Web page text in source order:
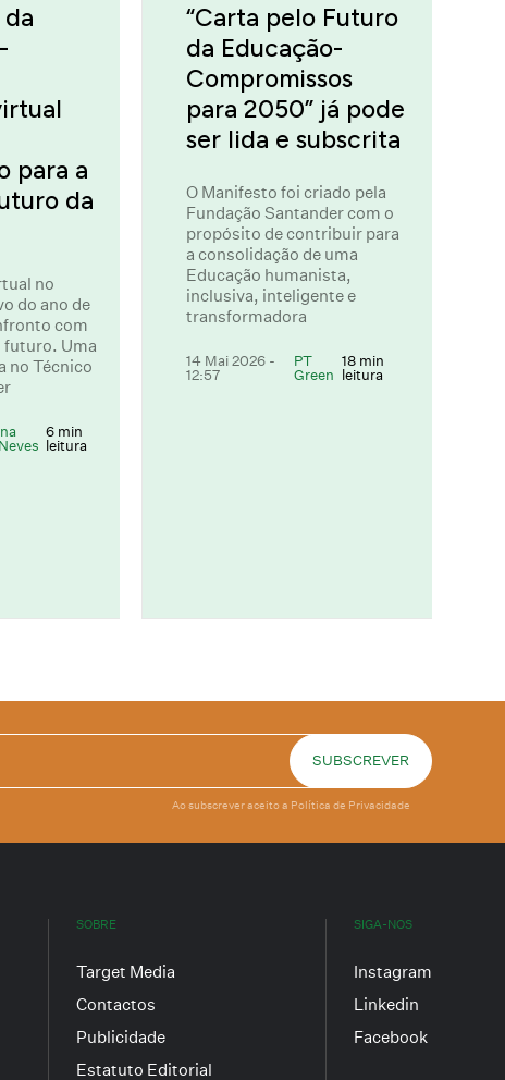
para a
da
no
do ano de
com
futuro. Uma
no Técnico
6 min
leitura
“Carta pelo Futuro
da Educação-
Compromissos
para 2050” já pode
ser lida e subscrita
O Manifesto foi criado pela
Fundação Santander com o
propósito de contribuir para
a consolidação de uma
Educação humanista,
inclusiva, inteligente e
transformadora
14 Mai 2026 -
12:57
PT
Green
18 min
leitura
Ao subscrever aceito a Política de Privacidade
SOBRE
Target Media
Contactos
Publicidade
Estatuto Editorial
SIGA-NOS
Instagram
Linkedin
Facebook